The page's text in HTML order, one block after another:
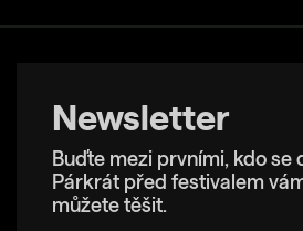
Newsletter
Buďte mezi prvními, kdo se
Párkrát před festivalem
můžete těšit.